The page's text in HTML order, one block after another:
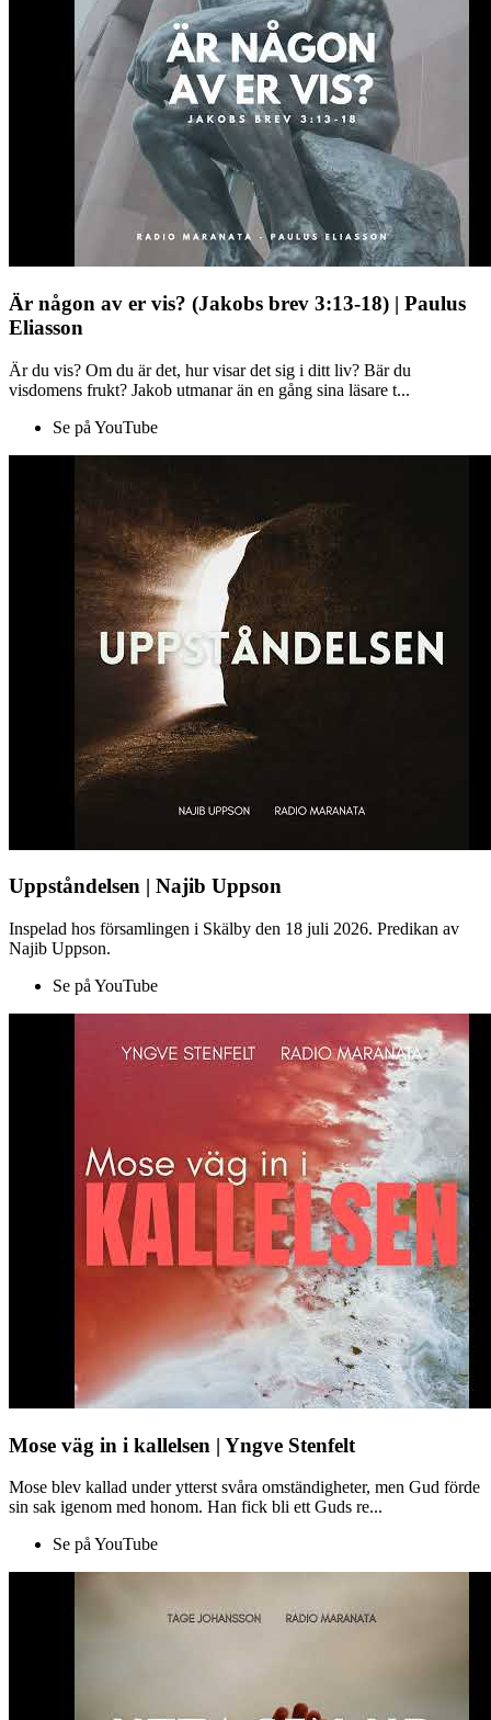
Är någon av er vis? (Jakobs brev 3:13-18) | Paulus
Eliasson
Är du vis? Om du är det, hur visar det sig i ditt liv? Bär du
visdomens frukt? Jakob utmanar än en gång sina läsare t...
Se på YouTube
Uppståndelsen | Najib Uppson
Inspelad hos församlingen i Skälby den 18 juli 2026. Predikan av
Najib Uppson.
Se på YouTube
Mose väg in i kallelsen | Yngve Stenfelt
Mose blev kallad under ytterst svåra omständigheter, men Gud förde
sin sak igenom med honom. Han fick bli ett Guds re...
Se på YouTube